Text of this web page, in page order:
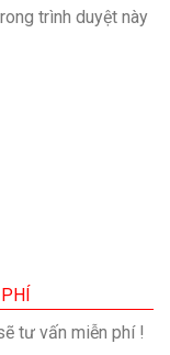
trình duyệt này
tư vấn miễn phí !